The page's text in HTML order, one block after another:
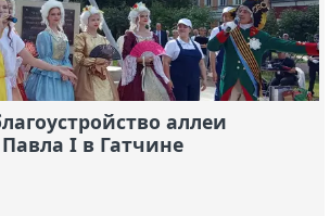
аллеи
I в Гатчине